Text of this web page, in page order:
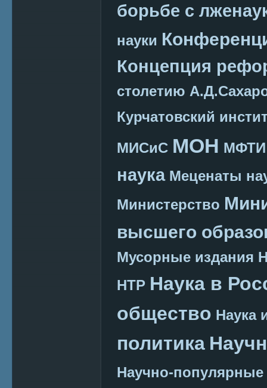
борьбе с
науки
Концепция
столетию
Курчатовский
МИСиС МОН МФТИ
наука Меценаты
Министерство
высшего
Мусорные издания
НТР Наука в
общество Наука
политика
Научно-